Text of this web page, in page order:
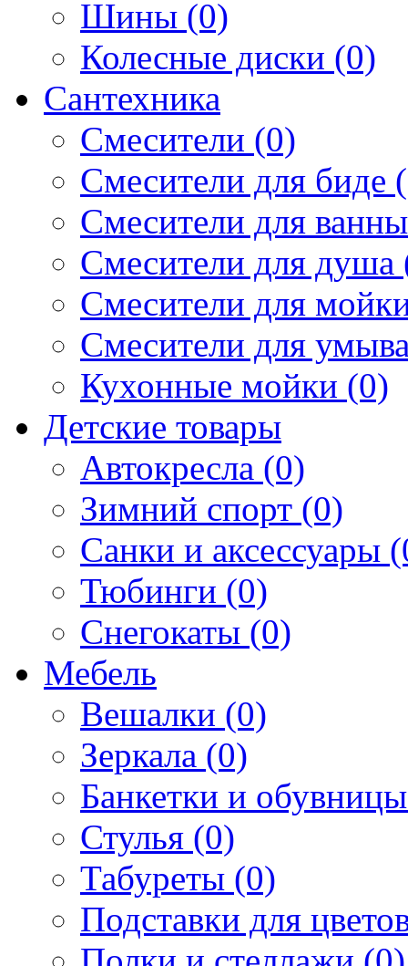
Шины (0)
Колесные диски (0)
Сантехника
Смесители (0)
Смесители для биде
Смесители для
Смесители для душа
Смесители для
Смесители для
Кухонные мойки (0)
Детские товары
Автокресла (0)
Зимний спорт (0)
Санки и аксессуары
Тюбинги (0)
Снегокаты (0)
Мебель
Вешалки (0)
Зеркала (0)
Банкетки и
Стулья (0)
Табуреты (0)
Подставки для